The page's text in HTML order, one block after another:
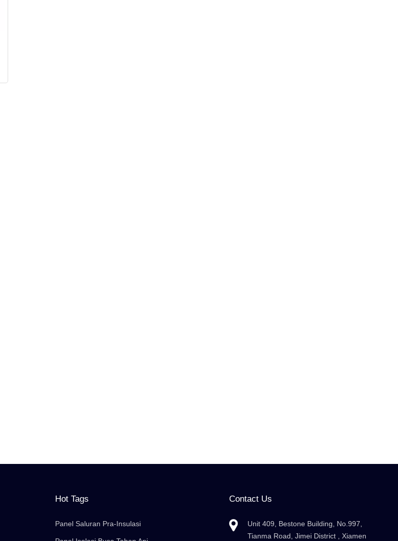
Hot Tags
Panel Saluran Pra-Insulasi
Contact Us
Unit 409, Bestone Building, No.997,
Tianma Road, Jimei District , Xiamen